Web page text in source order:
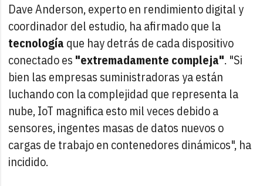
Dave Anderson, experto en rendimiento digital y
coordinador del estudio, ha afirmado que la
tecnología que hay detrás de cada dispositivo
conectado es "extremadamente compleja". "Si
bien las empresas suministradoras ya están
luchando con la complejidad que representa la
nube, IoT magnifica esto mil veces debido a
sensores, ingentes masas de datos nuevos o
cargas de trabajo en contenedores dinámicos", ha
incidido.